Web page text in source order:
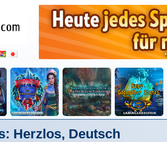
Herzlos, Deutsch